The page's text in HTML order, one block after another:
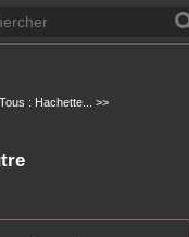
: Hachette... >>